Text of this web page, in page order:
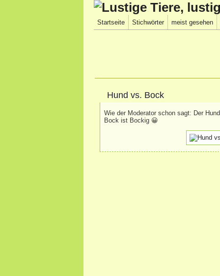
Startseite Stichwörter meist gesehen
Hund vs. Bock
Wie der Moderator schon sagt: Der
Bock ist Bockig 😀